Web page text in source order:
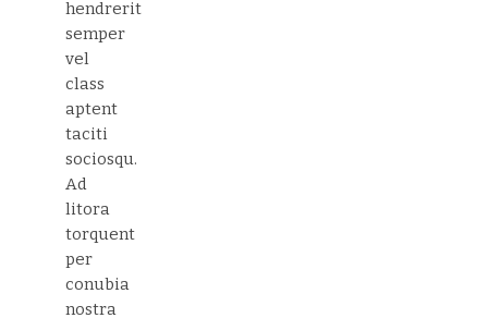
hendrerit
semper
vel
class
aptent
taciti
sociosqu.
Ad
litora
torquent
per
conubia
nostra